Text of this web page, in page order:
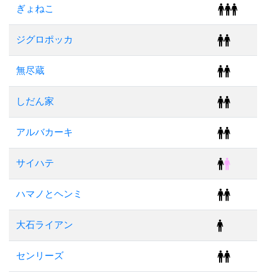
ぎょねこ
ジグロポッカ
無尽蔵
しだん家
アルバカーキ
サイハテ
ハマノとヘンミ
大石ライアン
センリーズ